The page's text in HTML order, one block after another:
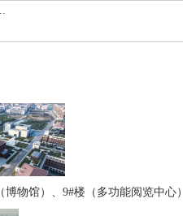
物馆）、9#楼（多功能阅览中心）